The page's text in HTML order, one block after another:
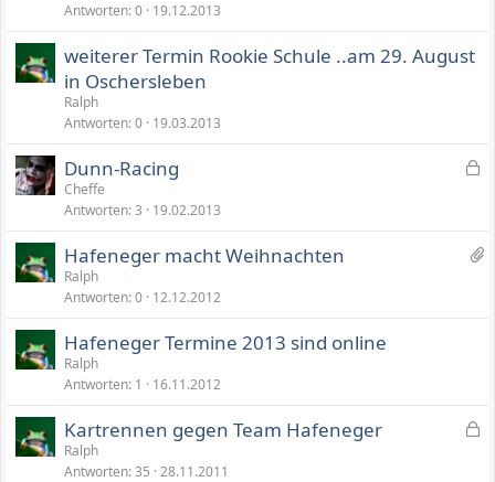
Antworten 0 19.12.2013
weiterer Termin Rookie Schule ..am 29. August
in Oschersleben
Ralph
Antworten 0 19.03.2013
G
e
Dunn-Racing
Cheffe
Antworten 3 19.02.2013
1
Hafeneger macht Weihnachten
Ralph
Antworten 0 12.12.2012
Hafeneger Termine 2013 sind online
Ralph
Antworten 1 16.11.2012
G
Kartrennen gegen Team Hafeneger
Ralph
Antworten 35 28.11.2011